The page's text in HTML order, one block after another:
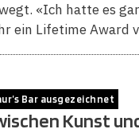
«Ich hatte es
ein Lifetime Award
Bar ausgezeichnet
Kunst